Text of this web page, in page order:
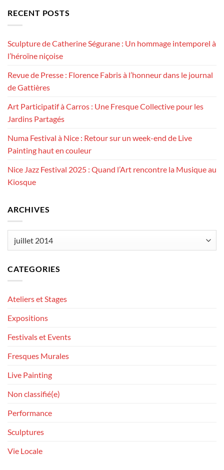
RECENT POSTS
Sculpture de Catherine Ségurane : Un hommage intemporel à
l’héroïne niçoise
Revue de Presse : Florence Fabris à l’honneur dans le journal
de Gattières
Art Participatif à Carros : Une Fresque Collective pour les
Jardins Partagés
Numa Festival à Nice : Retour sur un week-end de Live
Painting haut en couleur
Nice Jazz Festival 2025 : Quand l’Art rencontre la Musique au
Kiosque
ARCHIVES
CATEGORIES
Ateliers et Stages
Expositions
Festivals et Events
Fresques Murales
Live Painting
Non classifié(e)
Performance
Sculptures
Vie Locale